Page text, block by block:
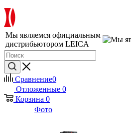
Мы являемся официальным
дистрибьютором LEICA
Сравнение0
Отложенные 0
Корзина 0
Фото